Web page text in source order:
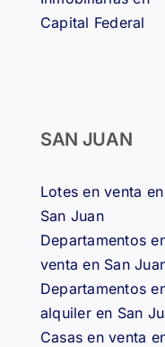
Capital Federal
SAN JUAN
Lotes en venta en
San Juan
Departamentos
venta en San
Departamentos
alquiler en San
Casas en venta